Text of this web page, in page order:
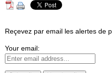
Reçevez par email les alertes de
Your email: